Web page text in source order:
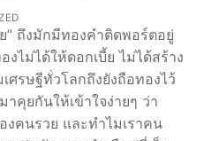
” ถึงมักมีทองคำติดพอร์ตอยู่
ไม่ได้ให้ดอกเบี้ย ไม่ได้สร้าง
รษฐีทั่วโลกถึงยังถือทองไว้
คุยกันให้เข้าใจง่ายๆ ว่า
งคนรวย และทำไมเราคน